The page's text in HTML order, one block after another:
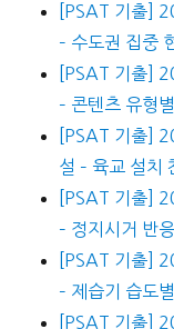
[PSAT 기출]
– 수도권 집중
[PSAT 기출]
– 콘텐츠 유형
[PSAT 기출]
설 – 육교 설치
[PSAT 기출]
– 정지시거 반
[PSAT 기출]
– 제습기 습도
[PSAT 기출]